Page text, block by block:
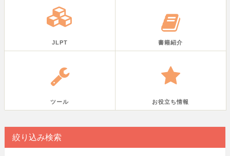
JLPT 書籍紹介
ツール お役立ち情報
絞り込み検索